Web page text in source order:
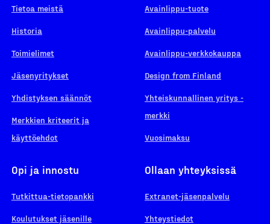
Tietoa meistä
Historia
Toimielimet
Jäsenyritykset
Yhdistyksen säännöt
Merkkien kriteerit ja
käyttöehdot
Avainlippu-tuote
Avainlippu-palvelu
Avainlippu-verkkokauppa
Design from Finland
Yhteiskunnallinen yritys -
merkki
Vuosimaksu
Opi ja innostu
Tutkittua-tietopankki
Koulutukset jäsenille
Ollaan yhteyksissä
Extranet-jäsenpalvelu
Yhteystiedot